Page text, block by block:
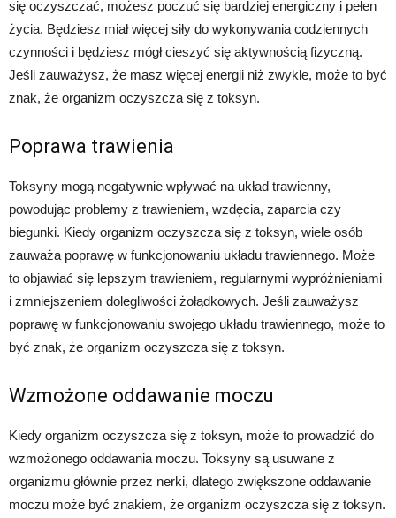
się oczyszczać, możesz poczuć się bardziej energiczny i pełen
życia. Będziesz miał więcej siły do wykonywania codziennych
czynności i będziesz mógł cieszyć się aktywnością fizyczną.
Jeśli zauważysz, że masz więcej energii niż zwykle, może to być
znak, że organizm oczyszcza się z toksyn.
Poprawa trawienia
Toksyny mogą negatywnie wpływać na układ trawienny,
powodując problemy z trawieniem, wzdęcia, zaparcia czy
biegunki. Kiedy organizm oczyszcza się z toksyn, wiele osób
zauważa poprawę w funkcjonowaniu układu trawiennego. Może
to objawiać się lepszym trawieniem, regularnymi wypróżnieniami
i zmniejszeniem dolegliwości żołądkowych. Jeśli zauważysz
poprawę w funkcjonowaniu swojego układu trawiennego, może to
być znak, że organizm oczyszcza się z toksyn.
Wzmożone oddawanie moczu
Kiedy organizm oczyszcza się z toksyn, może to prowadzić do
wzmożonego oddawania moczu. Toksyny są usuwane z
organizmu głównie przez nerki, dlatego zwiększone oddawanie
moczu może być znakiem, że organizm oczyszcza się z toksyn.